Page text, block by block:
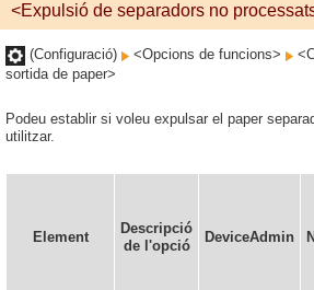
<Expulsió de separadors no
(Configuració) <Opcions de funcions>
sortida de paper>
Podeu establir si voleu expulsar el paper
utilitzar.
Element
Descripció
de l'opció
DeviceAdmin